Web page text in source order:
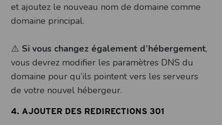
et ajoutez le nouveau nom de domaine comme
domaine principal.
⚠️ Si vous changez également d’hébergement,
vous devrez modifier les paramètres DNS du
domaine pour qu’ils pointent vers les serveurs
de votre nouvel hébergeur.
4. AJOUTER DES REDIRECTIONS 301